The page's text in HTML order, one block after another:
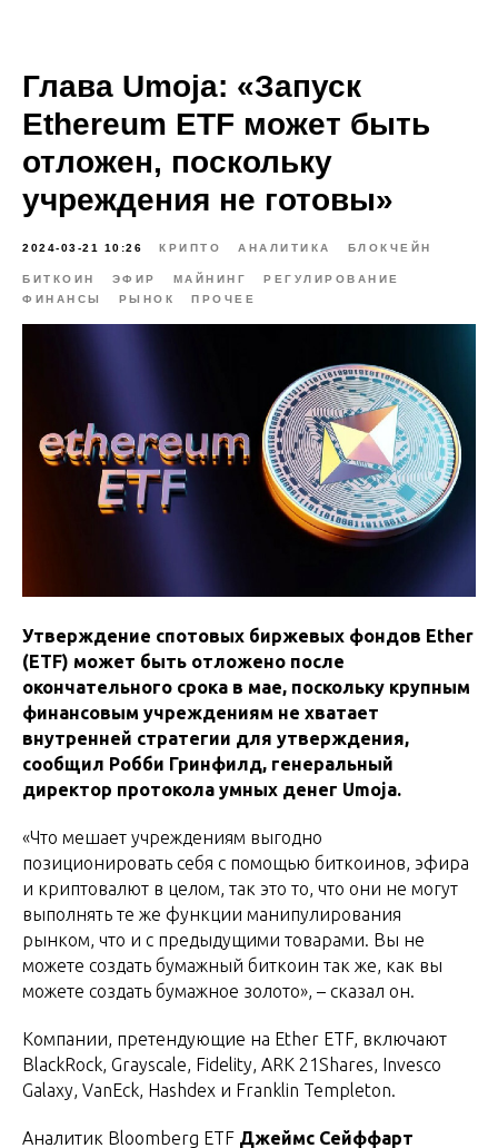
Глава Umoja: «Запуск
Ethereum ETF может быть
отложен, поскольку
учреждения не готовы»
2024-03-21 10:26 КРИПТО АНАЛИТИКА БЛОКЧЕЙН
БИТКОИН ЭФИР МАЙНИНГ
РЕГУЛИРОВАНИЕ
ФИНАНСЫ
РЫНОК ПРОЧЕЕ
Утверждение спотовых биржевых фондов Ether
(ETF) может быть отложено после
окончательного срока в мае, поскольку крупным
финансовым учреждениям не хватает
внутренней стратегии для утверждения,
сообщил Робби Гринфилд, генеральный
директор протокола умных денег Umoja.
«Что мешает учреждениям выгодно
позиционировать себя с помощью биткоинов, эфира
и криптовалют в целом, так это то, что они не могут
выполнять те же функции манипулирования
рынком, что и с предыдущими товарами. Вы не
можете создать бумажный биткоин так же, как вы
можете создать бумажное золото», – сказал он.
Компании, претендующие на Ether ETF, включают
BlackRock, Grayscale, Fidelity, ARK 21Shares, Invesco
Galaxy, VanEck, Hashdex и Franklin Templeton.
Аналитик Bloomberg ETF Джеймс Сейффарт